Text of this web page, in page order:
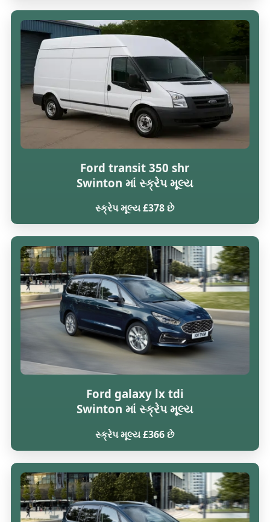
Ford transit 350 shr
Swinton માં સ્ક્રેપ મૂલ્ય
સ્ક્રેપ મૂલ્ય £378 છે
Ford galaxy lx tdi
Swinton માં સ્ક્રેપ મૂલ્ય
સ્ક્રેપ મૂલ્ય £366 છે